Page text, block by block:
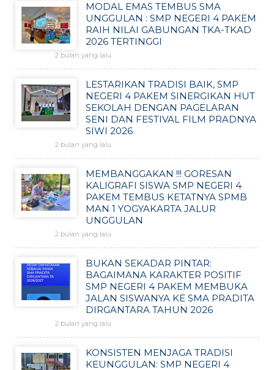
MODAL EMAS TEMBUS SMA
UNGGULAN : SMP NEGERI 4 PAKEM
RAIH NILAI GABUNGAN TKA-TKAD
2026 TERTINGGI
2 bulan yang lalu
LESTARIKAN TRADISI BAIK, SMP
NEGERI 4 PAKEM SINERGIKAN HUT
SEKOLAH DENGAN PAGELARAN
SENI DAN FESTIVAL FILM PRADNYA
SIWI 2026
2 bulan yang lalu
MEMBANGGAKAN !!! GORESAN
KALIGRAFI SISWA SMP NEGERI 4
PAKEM TEMBUS KETATNYA SPMB
MAN 1 YOGYAKARTA JALUR
UNGGULAN
2 bulan yang lalu
BUKAN SEKADAR PINTAR:
BAGAIMANA KARAKTER POSITIF
SMP NEGERI 4 PAKEM MEMBUKA
JALAN SISWANYA KE SMA PRADITA
DIRGANTARA TAHUN 2026
2 bulan yang lalu
KONSISTEN MENJAGA TRADISI
KEUNGGULAN: SMP NEGERI 4